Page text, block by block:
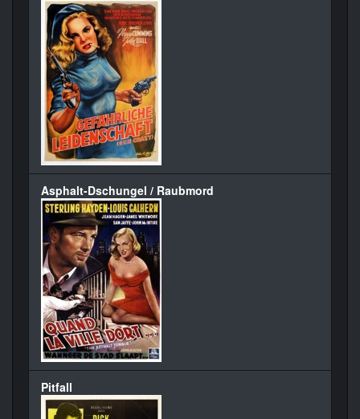
Asphalt-Dschungel / Raubmord
Pitfall